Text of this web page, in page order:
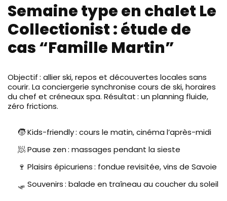
Semaine type en chalet Le
Collectionist : étude de
cas “Famille Martin”
Objectif : allier ski, repos et découvertes locales sans
courir. La conciergerie synchronise cours de ski, horaires
du chef et créneaux spa. Résultat : un planning fluide,
zéro frictions.
🧒 Kids-friendly : cours le matin, cinéma l’après-midi
🧖 Pause zen : massages pendant la sieste
🍷 Plaisirs épicuriens : fondue revisitée, vins de Savoie
🛷 Souvenirs : balade en traîneau au coucher du soleil